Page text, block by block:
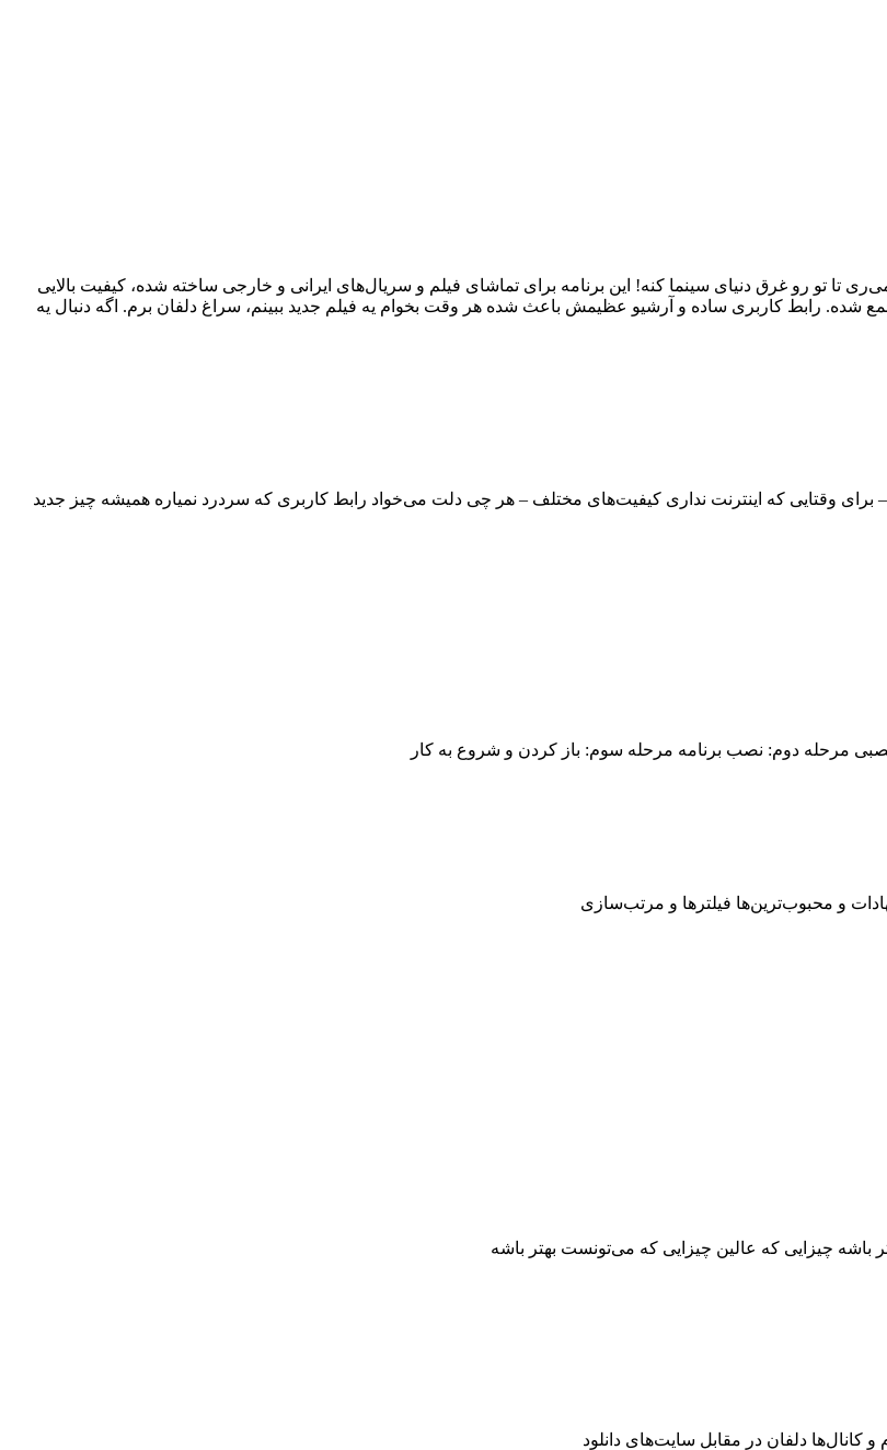
تا تو رو غرق دنیای سینما کنه! این برنامه برای تماشای فیلم و سریال‌های ایرانی و خارجی ساخته شده، کیفیت بالایی
جمع شده. رابط کاربری ساده و آرشیو عظیمش باعث شده هر وقت بخوام یه فیلم جدید ببینم، سراغ دلفان برم. اگه دنبال یه
– برای وقتایی که اینترنت نداری کیفیت‌های مختلف – هر چی دلت می‌خواد رابط کاربری که سردرد نمیاره همیشه چیز جدید
نصبی مرحله دوم: نصب برنامه مرحله سوم: باز کردن و شروع به کار
و محبوب‌ترین‌ها فیلترها و مرتب‌سازی
چیزایی که عالین چیزایی که می‌تونست بهتر باشه
کانال‌ها دلفان در مقابل سایت‌های دانلود